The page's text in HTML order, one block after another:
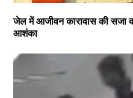
जेल में आजीवन कारावास की सजा
आशंका